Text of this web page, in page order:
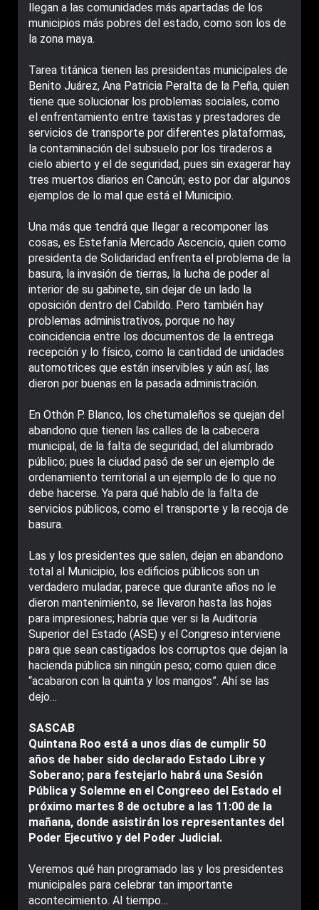
llegan a las comunidades más apartadas de los
municipios más pobres del estado, como son los de
la zona maya.
Tarea titánica tienen las presidentas municipales de
Benito Juárez, Ana Patricia Peralta de la Peña, quien
tiene que solucionar los problemas sociales, como
el enfrentamiento entre taxistas y prestadores de
servicios de transporte por diferentes plataformas,
la contaminación del subsuelo por los tiraderos a
cielo abierto y el de seguridad, pues sin exagerar hay
tres muertos diarios en Cancún; esto por dar algunos
ejemplos de lo mal que está el Municipio.
Una más que tendrá que llegar a recomponer las
cosas, es Estefanía Mercado Ascencio, quien como
presidenta de Solidaridad enfrenta el problema de la
basura, la invasión de tierras, la lucha de poder al
interior de su gabinete, sin dejar de un lado la
oposición dentro del Cabildo. Pero también hay
problemas administrativos, porque no hay
coincidencia entre los documentos de la entrega
recepción y lo físico, como la cantidad de unidades
automotrices que están inservibles y aún así, las
dieron por buenas en la pasada administración.
En Othón P. Blanco, los chetumaleños se quejan del
abandono que tienen las calles de la cabecera
municipal, de la falta de seguridad, del alumbrado
público; pues la ciudad pasó de ser un ejemplo de
ordenamiento territorial a un ejemplo de lo que no
debe hacerse. Ya para qué hablo de la falta de
servicios públicos, como el transporte y la recoja de
basura.
Las y los presidentes que salen, dejan en abandono
total al Municipio, los edificios públicos son un
verdadero muladar, parece que durante años no le
dieron mantenimiento, se llevaron hasta las hojas
para impresiones; habría que ver si la Auditoría
Superior del Estado (ASE) y el Congreso interviene
para que sean castigados los corruptos que dejan la
hacienda pública sin ningún peso; como quien dice
“acabaron con la quinta y los mangos”. Ahí se las
dejo…
SASCAB
Quintana Roo está a unos días de cumplir 50
años de haber sido declarado Estado Libre y
Soberano; para festejarlo habrá una Sesión
Pública y Solemne en el Congreeo del Estado el
próximo martes 8 de octubre a las 11:00 de la
mañana, donde asistirán los representantes del
Poder Ejecutivo y del Poder Judicial.
Veremos qué han programado las y los presidentes
municipales para celebrar tan importante
acontecimiento. Al tiempo…